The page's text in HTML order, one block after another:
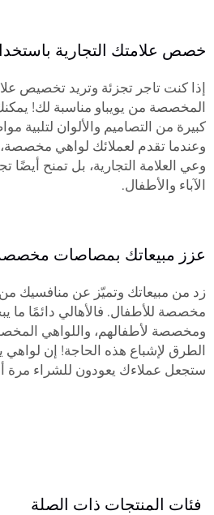
خصص علامتك التجارية
إذا كنت تاجر تجزئة وتريد تخصيص
المخصصة من يويباو مناسبة لك!
كبيرة من التصاميم والألوان لتلبية
وعندما تقدم لعملائك لواهي
وعي العلامة التجارية، بل تمنح أيضًا
الآباء والأطفال.
عزز مبيعاتك بمصاصات
زد من مبيعاتك وتميّز عن منافسيك
مخصصة للأطفال. فالأهالي دائمًا ما
ومخصصة لأطفالهم، واللواهي
الطرق لإشباع هذه الحاجة! إن لواهي
ستجعل عملاءك يعودون للشراء مرة
فئات المنتجات ذات الصلة